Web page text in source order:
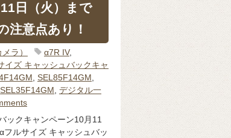
日（火）まで
注意点あり！
ラ） α7R IV,
イズ キャッシュバックキャ
SEL85F14GM
SEL35F14GM デジタル一
ックキャンペーン10月11
フルサイズ キャッシュバッ